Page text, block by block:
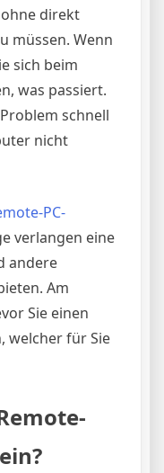
direkt
müssen. Wenn
sich beim
was passiert.
schnell
nicht
PC-
verlangen eine
andere
Am
Sie einen
welcher für Sie